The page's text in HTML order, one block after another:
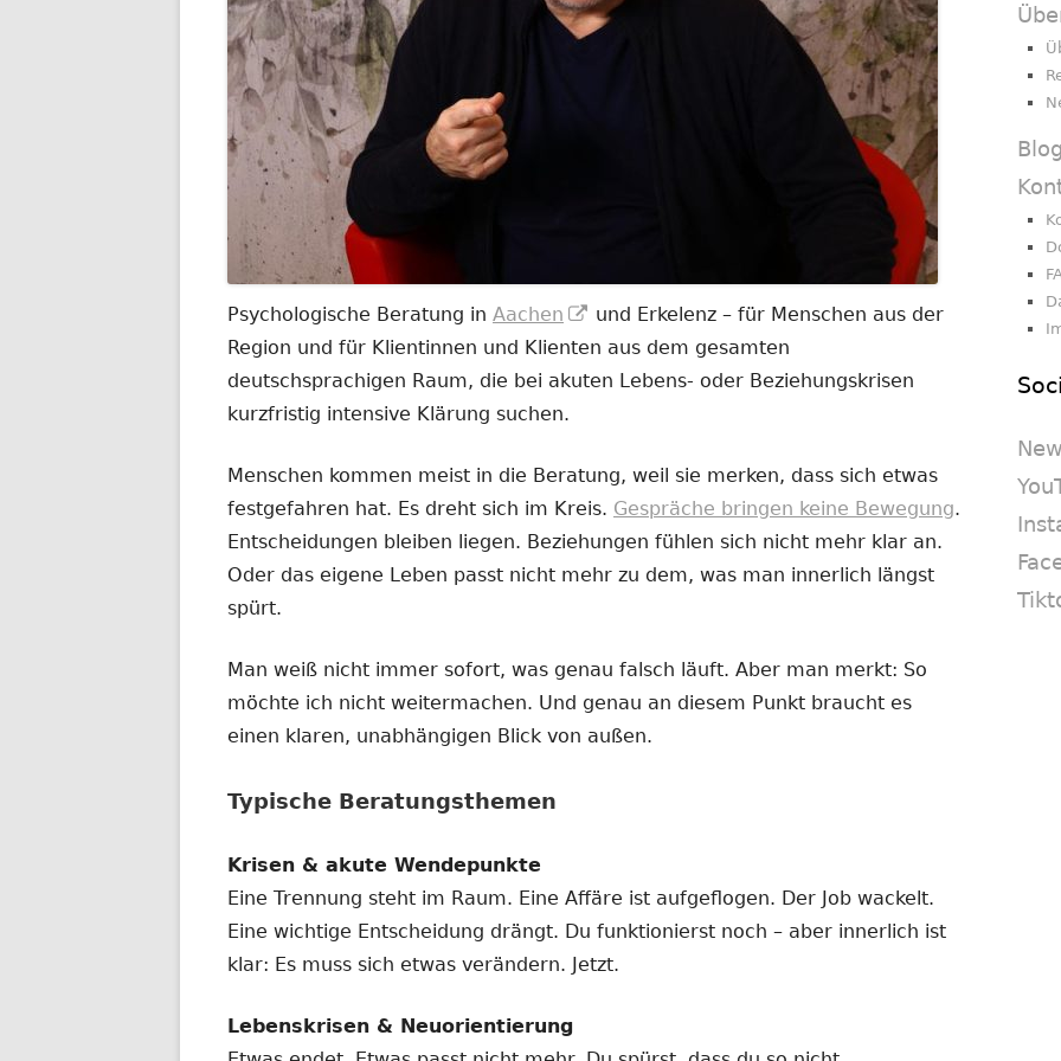
Psychologische Beratung in Aachen
In
neuem
Fenster
und Erkelenz – für Menschen aus der
Region und für Klientinnen und Klienten aus dem gesamten
deutschsprachigen Raum, die bei akuten Lebens- oder Beziehungskrisen
kurzfristig intensive Klärung suchen.
Menschen kommen meist in die Beratung, weil sie merken, dass sich etwas
festgefahren hat. Es dreht sich im Kreis. Gespräche bringen keine Bewegung.
Entscheidungen bleiben liegen. Beziehungen fühlen sich nicht mehr klar an.
Oder das eigene Leben passt nicht mehr zu dem, was man innerlich längst
spürt.
Man weiß nicht immer sofort, was genau falsch läuft. Aber man merkt: So
möchte ich nicht weitermachen. Und genau an diesem Punkt braucht es
einen klaren, unabhängigen Blick von außen.
Typische Beratungsthemen
Krisen & akute Wendepunkte
Eine Trennung steht im Raum. Eine Affäre ist aufgeflogen. Der Job wackelt.
Eine wichtige Entscheidung drängt. Du funktionierst noch – aber innerlich ist
klar: Es muss sich etwas verändern. Jetzt.
Lebenskrisen & Neuorientierung
Blog